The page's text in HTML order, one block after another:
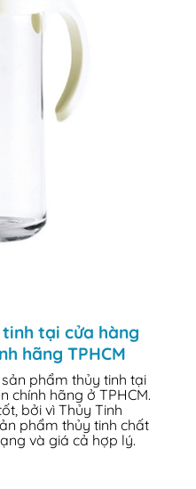
tại cửa hàng
hãng TPHCM
phẩm thủy tinh tại
chính hãng ở TPHCM.
bởi vì Thủy Tinh
phẩm thủy tinh chất
và giá cả hợp lý.